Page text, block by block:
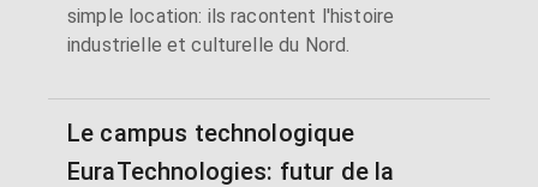
simple location: ils racontent l'histoire
industrielle et culturelle du Nord.
Le campus technologique
EuraTechnologies: futur de la